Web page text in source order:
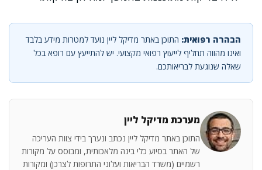
הבהרה רפואית: התוכן באתר מדיקל ליין נועד למטרות מידע בלבד
ואינו מהווה תחליף לייעוץ רפואי מקצועי. יש להתייעץ עם רופא בכל
שאלה שנוגעת לבריאותכם.
מערכת מדיקל ליין
התוכן באתר מדיקל ליין נכתב ונערך בידי צוות העריכה
של האתר בסיוע כלי בינה מלאכותית, ומבוסס על מקורות
רשמיים (משרד הבריאות ועלוני התרופות לצרכן) ומקורות